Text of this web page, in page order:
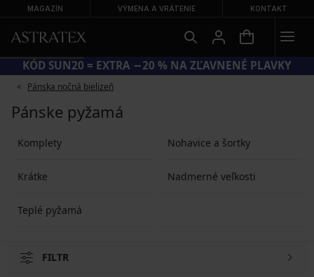
MAGAZÍN VÝMENA A VRÁTENIE KONTAKT
KÓD SUN20 = EXTRA −20 % NA ZĽAVNENÉ PLAVKY
Pánska nočná bielizeň
Pánske pyžamá
Komplety Nohavice a šortky
Krátke Nadmerné veľkosti
Teplé pyžamá
FILTR